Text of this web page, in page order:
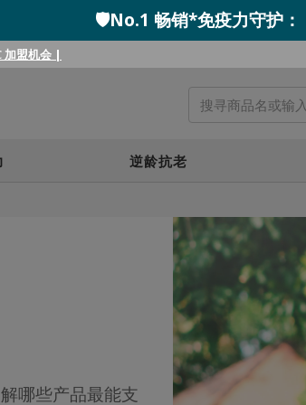
🛡️No.1 畅销*免疫力守护：
加盟机会 |
逆龄抗老
哪些产品最能支